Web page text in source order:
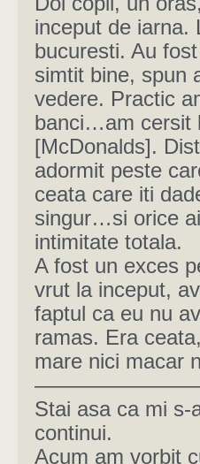
inceput de iarna.
bucuresti. Au
simtit bine, spun
vedere. Practic
banci…am cersit
[McDonalds].
adormit peste
ceata care iti
singur…si orice
intimitate totala.
A fost un exces
vrut la inceput,
faptul ca eu nu
ramas. Era
mare nici macar
Stai asa ca mi s-
continui.
Acum am vorbit